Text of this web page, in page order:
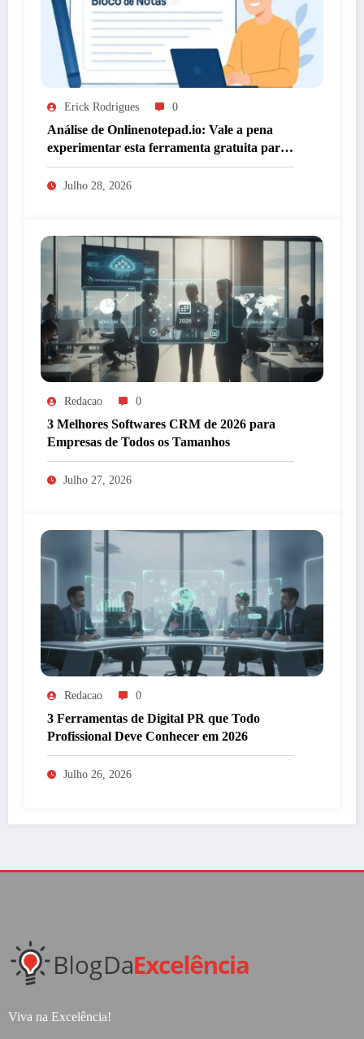
Erick Rodrigues 0
Análise de Onlinenotepad.io: Vale a pena
experimentar esta ferramenta gratuita para
anotações?
Julho 28, 2026
Redacao 0
3 Melhores Softwares CRM de 2026 para
Empresas de Todos os Tamanhos
Julho 27, 2026
Redacao 0
3 Ferramentas de Digital PR que Todo
Profissional Deve Conhecer em 2026
Julho 26, 2026
Viva na Excelência!